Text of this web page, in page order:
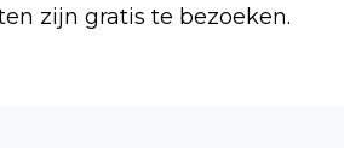
zijn gratis te bezoeken.